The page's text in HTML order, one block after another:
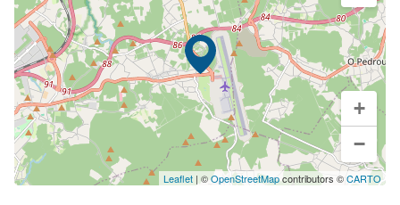
+
−
Leaflet | ©OpenStreetMapcontributors ©CARTO